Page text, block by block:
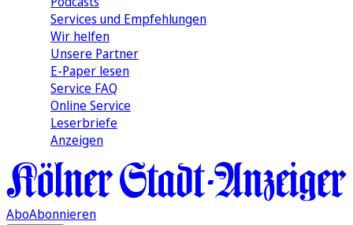
Services und Empfehlungen
Wir helfen
Unsere Partner
E-Paper lesen
Service FAQ
Online Service
Leserbriefe
Anzeigen
AboAbonnieren